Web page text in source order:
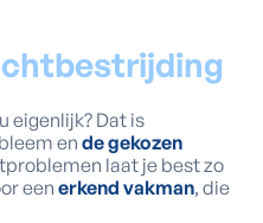
eigenlijk? Dat is
en de gekozen
laat je best zo
eenerkend vakman, die